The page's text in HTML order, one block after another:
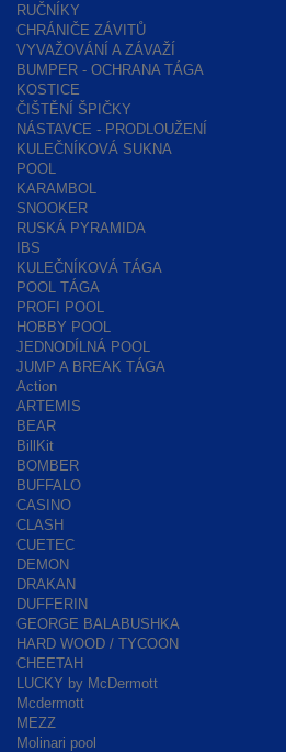
RUČNÍKY
CHRÁNIČE ZÁVITŮ
VYVAŽOVÁNÍ A ZÁVAŽÍ
BUMPER - OCHRANA TÁGA
KOSTICE
ČIŠTĚNÍ ŠPIČKY
NÁSTAVCE - PRODLOUŽENÍ
KULEČNÍKOVÁ SUKNA
POOL
KARAMBOL
SNOOKER
RUSKÁ PYRAMIDA
IBS
KULEČNÍKOVÁ TÁGA
POOL TÁGA
PROFI POOL
HOBBY POOL
JEDNODÍLNÁ POOL
JUMP A BREAK TÁGA
Action
ARTEMIS
BEAR
BillKit
BOMBER
BUFFALO
CASINO
CLASH
CUETEC
DEMON
DRAKAN
DUFFERIN
GEORGE BALABUSHKA
HARD WOOD / TYCOON
CHEETAH
LUCKY by McDermott
Mcdermott
MEZZ
Molinari pool